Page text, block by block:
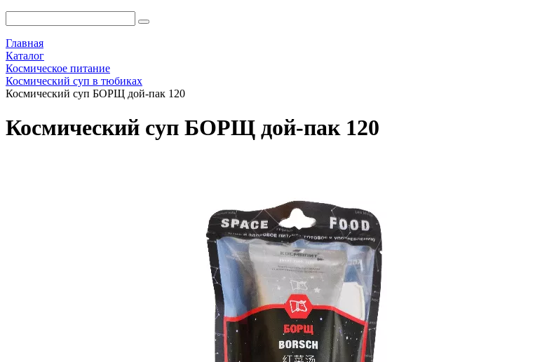
Главная
Каталог
Космическое питание
Космический суп в тюбиках
Космический суп БОРЩ дой-пак 120
Космический суп БОРЩ дой-пак 120